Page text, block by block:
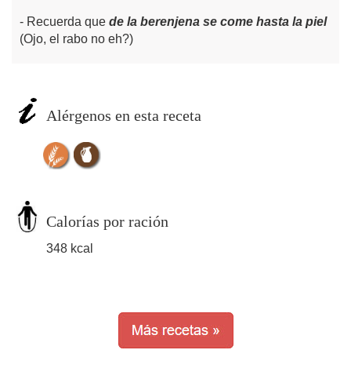
Recuerda que de la berenjena se come hasta la piel
(Ojo, el rabo no eh?)
Alérgenos en esta receta
Calorías por ración
348 kcal